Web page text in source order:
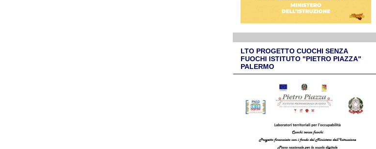
LTO PROGETTO CUOCHI SENZA
FUOCHI ISTITUTO "PIETRO PIAZZA"
PALERMO